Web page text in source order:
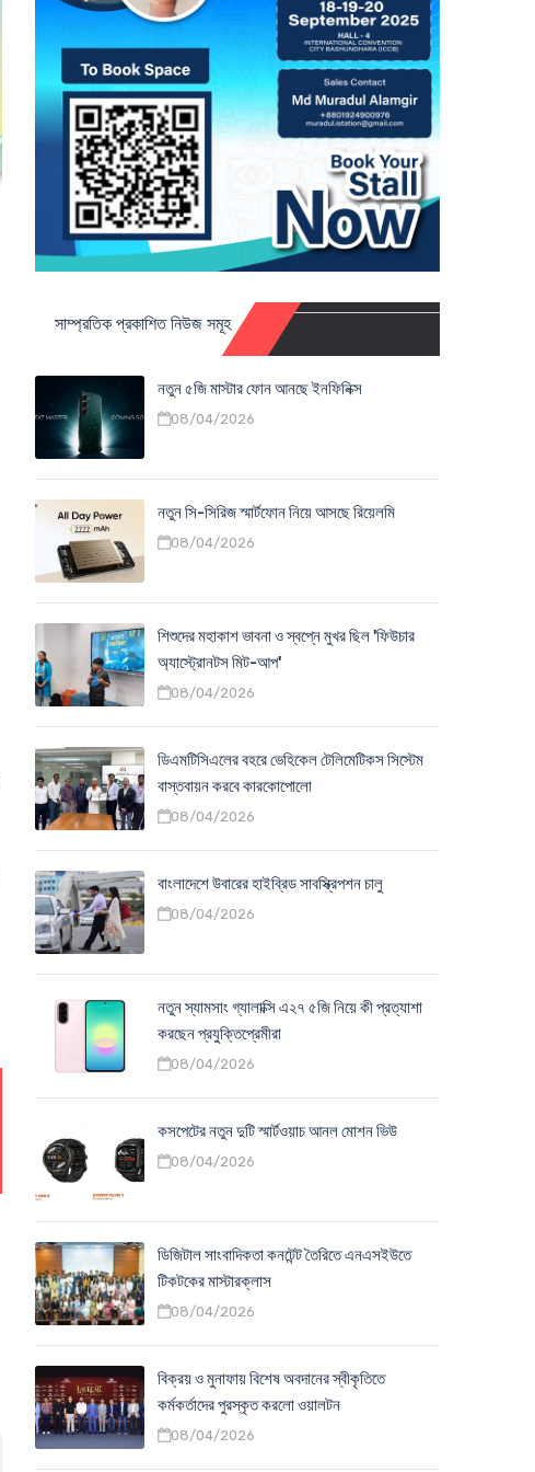
সাম্প্রতিক প্রকাশিত নিউজ সমূহ
নতুন ৫জি মাস্টার ফোন আনছে ইনফিনিক্স
08/04/2026
নতুন সি-সিরিজ স্মার্টফোন নিয়ে আসছে রিয়েলমি
08/04/2026
শিশুদের মহাকাশ ভাবনা ও স্বপ্নে মুখর ছিল 'ফিউচার
অ্যাস্ট্রোনটস মিট-আপ'
08/04/2026
ডিএমটিসিএলের বহরে ভেহিকেল টেলিমেটিকস সিস্টেম
বাস্তবায়ন করবে কারকোপোলো
08/04/2026
বাংলাদেশে উবারের হাইব্রিড সাবস্ক্রিপশন চালু
08/04/2026
নতুন স্যামসাং গ্যালাক্সি এ২৭ ৫জি নিয়ে কী প্রত্যাশা
করছেন প্রযুক্তিপ্রেমীরা
08/04/2026
কসপেটের নতুন দুটি স্মার্টওয়াচ আনল মোশন ভিউ
08/04/2026
ডিজিটাল সাংবাদিকতা কনটেন্ট তৈরিতে এনএসইউতে
টিকটকের মাস্টারক্লাস
08/04/2026
বিক্রয় ও মুনাফায় বিশেষ অবদানের স্বীকৃতিতে
কর্মকর্তাদের পুরস্কৃত করলো ওয়ালটন
08/04/2026